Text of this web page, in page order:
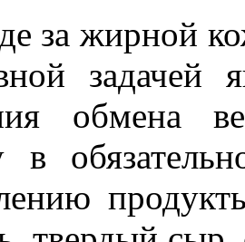
за жирной
задачей
обмена
в